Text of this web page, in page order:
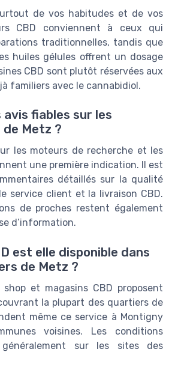
de vos habitudes et de vos
CBD conviennent à ceux qui
traditionnelles, tandis que
huiles gélules offrent un dosage
CBD sont plutôt réservées aux
familiers avec le cannabidiol.
fiables sur les
de Metz ?
les moteurs de recherche et les
une première indication. Il est
détaillés sur la qualité
service client et la livraison CBD.
de proches restent également
d’information.
est elle disponible dans
de Metz ?
shop et magasins CBD proposent
la plupart des quartiers de
même ce service à Montigny
voisines. Les conditions
sur les sites des